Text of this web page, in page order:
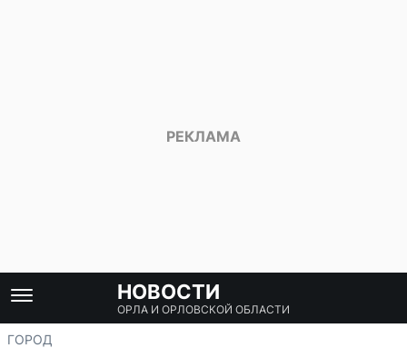
НОВОСТИ
ОРЛА И ОРЛОВСКОЙ ОБЛАСТИ
ГОРОД